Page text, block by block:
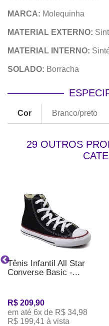
MARCA: Molequinha
MATERIAL EXTERNO:
MATERIAL INTERNO:
SOLADO: Borracha
Cor Branco/preto
29 OUTROS
Tênis Infantil All Star
Converse Basic -...
R$ 209,90
em até 6x de R$ 34,98
R$ 199,41 à vista